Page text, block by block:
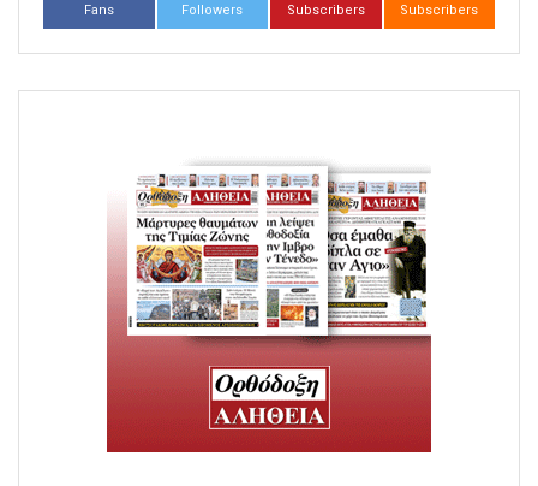
Fans Followers Subscribers Subscribers